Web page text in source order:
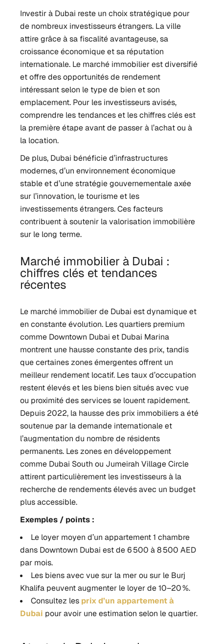
Investir à Dubai reste un choix stratégique pour
de nombreux investisseurs étrangers. La ville
attire grâce à sa fiscalité avantageuse, sa
croissance économique et sa réputation
internationale. Le marché immobilier est diversifié
et offre des opportunités de rendement
intéressant selon le type de bien et son
emplacement. Pour les investisseurs avisés,
comprendre les tendances et les chiffres clés est
la première étape avant de passer à l’achat ou à
la location.
De plus, Dubai bénéficie d’infrastructures
modernes, d’un environnement économique
stable et d’une stratégie gouvernementale axée
sur l’innovation, le tourisme et les
investissements étrangers. Ces facteurs
contribuent à soutenir la valorisation immobilière
sur le long terme.
Marché immobilier à Dubai :
chiffres clés et tendances
récentes
Le marché immobilier de Dubai est dynamique et
en constante évolution. Les quartiers premium
comme Downtown Dubai et Dubai Marina
montrent une hausse constante des prix, tandis
que certaines zones émergentes offrent un
meilleur rendement locatif. Les taux d’occupation
restent élevés et les biens bien situés avec vue
ou proximité des services se louent rapidement.
Depuis 2022, la hausse des prix immobiliers a été
soutenue par la demande internationale et
l’augmentation du nombre de résidents
permanents. Les zones en développement
comme Dubai South ou Jumeirah Village Circle
attirent particulièrement les investisseurs à la
recherche de rendements élevés avec un budget
plus accessible.
Exemples / points :
Le loyer moyen d’un appartement 1 chambre
dans Downtown Dubai est de 6 500 à 8 500 AED
par mois.
Les biens avec vue sur la mer ou sur le Burj
Khalifa peuvent augmenter le loyer de 10–20 %.
Consultez les prix d’un appartement à
Dubai pour avoir une estimation selon le quartier.